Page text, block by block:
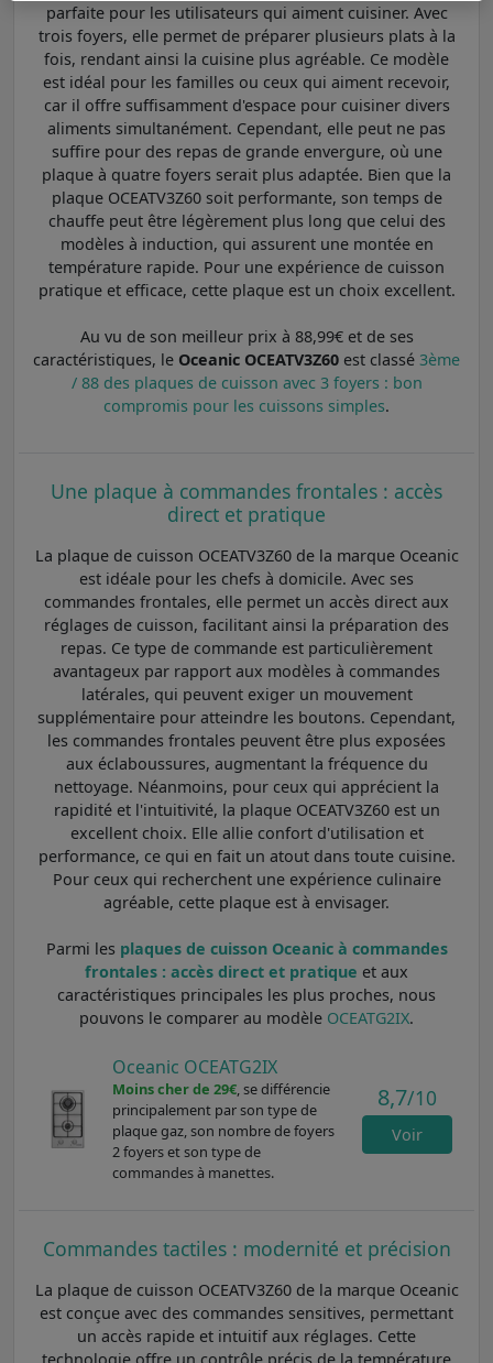
parfaite pour les utilisateurs qui aiment cuisiner. Avec
trois foyers, elle permet de préparer plusieurs plats à la
fois, rendant ainsi la cuisine plus agréable. Ce modèle
est idéal pour les familles ou ceux qui aiment recevoir,
car il offre suffisamment d'espace pour cuisiner divers
aliments simultanément. Cependant, elle peut ne pas
suffire pour des repas de grande envergure, où une
plaque à quatre foyers serait plus adaptée. Bien que la
plaque OCEATV3Z60 soit performante, son temps de
chauffe peut être légèrement plus long que celui des
modèles à induction, qui assurent une montée en
température rapide. Pour une expérience de cuisson
pratique et efficace, cette plaque est un choix excellent.
Au vu de son meilleur prix à 88,99€ et de ses
caractéristiques, le Oceanic OCEATV3Z60 est classé 3ème
/ 88 des plaques de cuisson avec 3 foyers : bon
compromis pour les cuissons simples.
Une plaque à commandes frontales : accès
direct et pratique
La plaque de cuisson OCEATV3Z60 de la marque Oceanic
est idéale pour les chefs à domicile. Avec ses
commandes frontales, elle permet un accès direct aux
réglages de cuisson, facilitant ainsi la préparation des
repas. Ce type de commande est particulièrement
avantageux par rapport aux modèles à commandes
latérales, qui peuvent exiger un mouvement
supplémentaire pour atteindre les boutons. Cependant,
les commandes frontales peuvent être plus exposées
aux éclaboussures, augmentant la fréquence du
nettoyage. Néanmoins, pour ceux qui apprécient la
rapidité et l'intuitivité, la plaque OCEATV3Z60 est un
excellent choix. Elle allie confort d'utilisation et
performance, ce qui en fait un atout dans toute cuisine.
Pour ceux qui recherchent une expérience culinaire
agréable, cette plaque est à envisager.
Parmi les plaques de cuisson Oceanic à commandes
frontales : accès direct et pratique et aux
caractéristiques principales les plus proches, nous
pouvons le comparer au modèle OCEATG2IX.
Oceanic OCEATG2IX
Moins cher de 29€, se différencie
principalement par son type de
plaque gaz, son nombre de foyers
2 foyers et son type de
commandes à manettes.
8,7/10
Voir
Commandes tactiles : modernité et précision
La plaque de cuisson OCEATV3Z60 de la marque Oceanic
est conçue avec des commandes sensitives, permettant
un accès rapide et intuitif aux réglages. Cette
technologie offre un contrôle précis de la température